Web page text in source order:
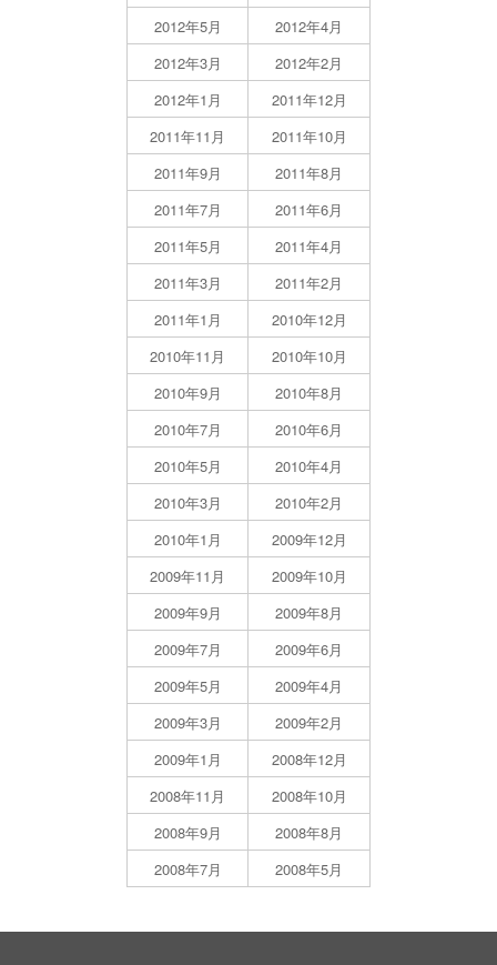
2012年5月
2012年4月
2012年3月
2012年2月
2012年1月
2011年12月
2011年11月
2011年10月
2011年9月
2011年8月
2011年7月
2011年6月
2011年5月
2011年4月
2011年3月
2011年2月
2011年1月
2010年12月
2010年11月
2010年10月
2010年9月
2010年8月
2010年7月
2010年6月
2010年5月
2010年4月
2010年3月
2010年2月
2010年1月
2009年12月
2009年11月
2009年10月
2009年9月
2009年8月
2009年7月
2009年6月
2009年5月
2009年4月
2009年3月
2009年2月
2009年1月
2008年12月
2008年11月
2008年10月
2008年9月
2008年8月
2008年7月
2008年5月